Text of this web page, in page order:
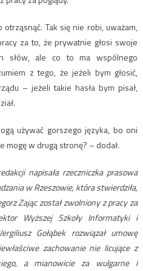
Tak się nie robi, uważam,
za to, że prywatnie głosi swoje
słów, ale co to ma wspólnego
z tego, że jeżeli bym głosić,
– jeżeli takie hasła bym pisał,
używać gorszego języka, bo oni
mogę w drugą stronę? – dodał.
napisała rzeczniczka prasowa
w Rzeszowie, która stwierdziła,
Zając został zwolniony z pracy za
Wyższej Szkoły Informatyki i
Gołąbek rozwiązał umowę
zachowanie nie licujące z
a mianowicie za wulgarne i